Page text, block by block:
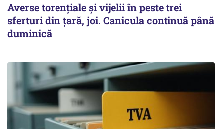
Averse torențiale și vijelii în peste trei
sferturi din țară, joi. Canicula continuă până
duminică